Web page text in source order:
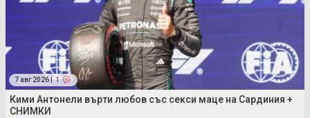
7 авг 2026 | 1
Кими Антонели върти любов със секси маце на Сардиния +
СНИМКИ